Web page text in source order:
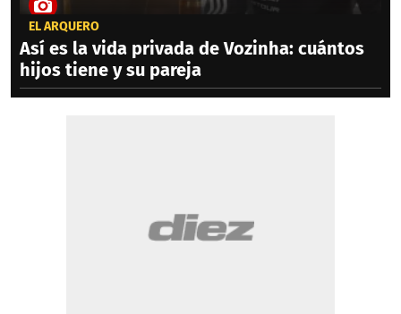
EL ARQUERO
Así es la vida privada de Vozinha: cuántos
hijos tiene y su pareja